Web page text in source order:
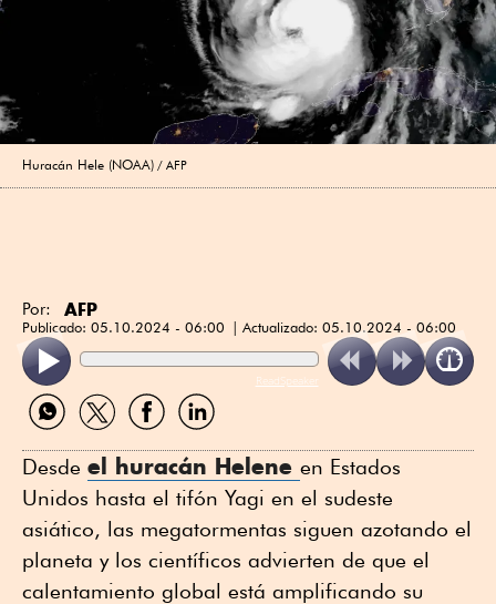
Huracán Hele (NOAA) AFP
Por: AFP
Publicado: 05.10.2024 - 06:00 Actualizado: 05.10.2024 - 06:00
ReadSpeaker
Compartir
por
Compartir
por
Compartir
por
Compartir
por
Desde el huracán Helene en Estados
Unidos hasta el tifón Yagi en el sudeste
asiático, las megatormentas siguen azotando el
planeta y los científicos advierten de que el
calentamiento global está amplificando su